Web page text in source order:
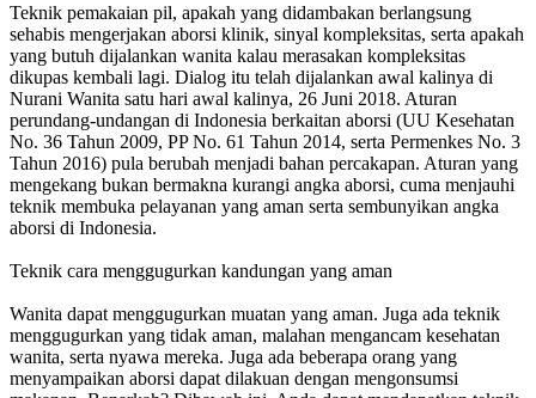
Teknik pemakaian pil, apakah yang didambakan berlangsung
sehabis mengerjakan aborsi klinik, sinyal kompleksitas, serta apakah
yang butuh dijalankan wanita kalau merasakan kompleksitas
dikupas kembali lagi. Dialog itu telah dijalankan awal kalinya di
Nurani Wanita satu hari awal kalinya, 26 Juni 2018. Aturan
perundang-undangan di Indonesia berkaitan aborsi (UU Kesehatan
No. 36 Tahun 2009, PP No. 61 Tahun 2014, serta Permenkes No. 3
Tahun 2016) pula berubah menjadi bahan percakapan. Aturan yang
mengekang bukan bermakna kurangi angka aborsi, cuma menjauhi
teknik membuka pelayanan yang aman serta sembunyikan angka
aborsi di Indonesia.
Teknik cara menggugurkan kandungan yang aman
Wanita dapat menggugurkan muatan yang aman. Juga ada teknik
menggugurkan yang tidak aman, malahan mengancam kesehatan
wanita, serta nyawa mereka. Juga ada beberapa orang yang
menyampaikan aborsi dapat dilakuan dengan mengonsumsi